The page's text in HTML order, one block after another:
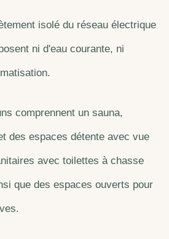
isolé du réseau électrique
ni d'eau courante, ni
comprennent un sauna,
des espaces détente avec vue
avec toilettes à chasse
que des espaces ouverts pour